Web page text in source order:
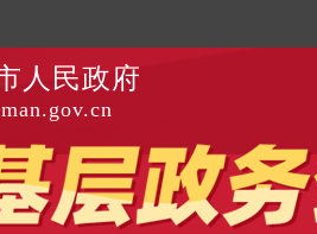
人民政府